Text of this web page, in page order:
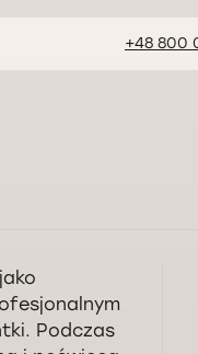
+48 800
Podczas